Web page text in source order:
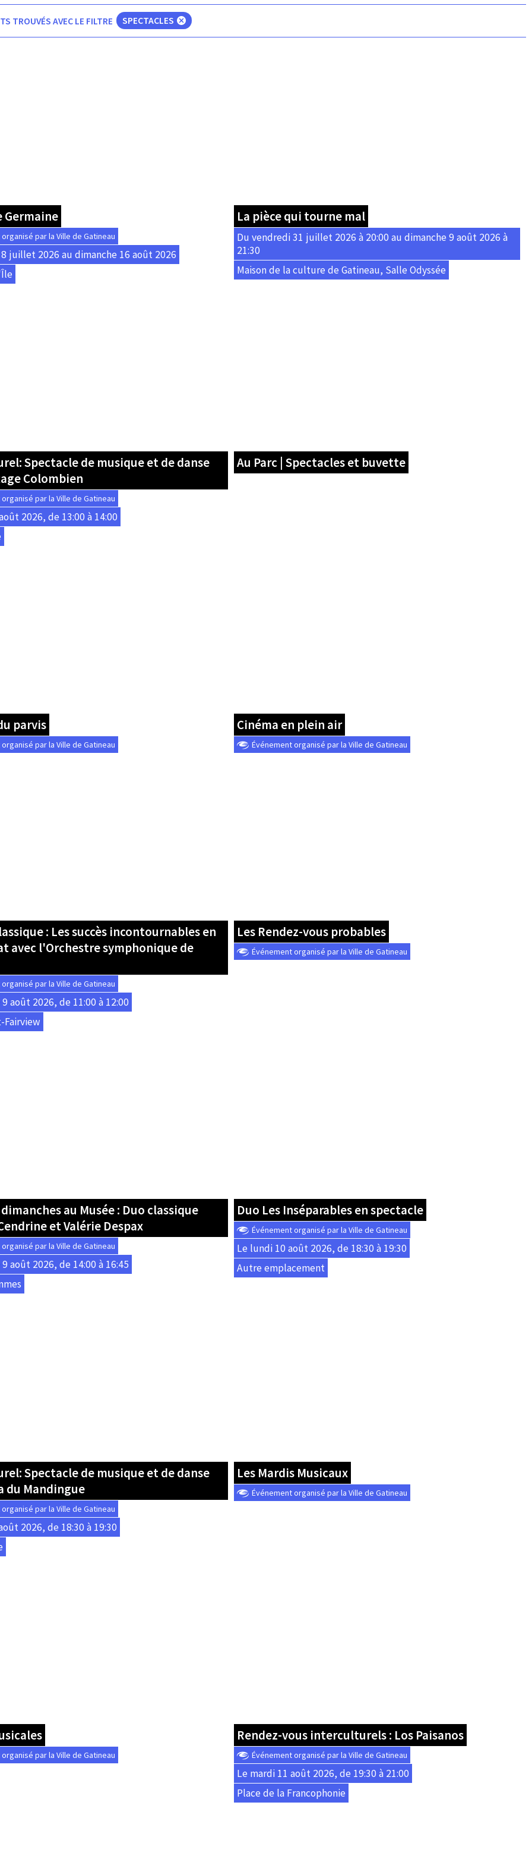
TROUVÉS AVEC LE FILTRE SPECTACLES
Germaine
par la Ville de Gatineau
juillet 2026 au dimanche 16 août 2026
La pièce qui tourne mal
Du vendredi 31 juillet 2026 à 20:00 au dimanche 9 août 2026 à
21:30
Maison de la culture de Gatineau, Salle Odyssée
Spectacle de musique et de danse
Colombien
par la Ville de Gatineau
2026, de 13:00 à 14:00
Au Parc | Spectacles et buvette
parvis
par la Ville de Gatineau
Cinéma en plein air
Événement organisé par la Ville de Gatineau
: Les succès incontournables en
avec l'Orchestre symphonique de
par la Ville de Gatineau
août 2026, de 11:00 à 12:00
Fairview
Les Rendez-vous probables
Événement organisé par la Ville de Gatineau
au Musée : Duo classique
et Valérie Despax
par la Ville de Gatineau
août 2026, de 14:00 à 16:45
Duo Les Inséparables en spectacle
Événement organisé par la Ville de Gatineau
Le lundi 10 août 2026, de 18:30 à 19:30
Autre emplacement
Spectacle de musique et de danse
du Mandingue
par la Ville de Gatineau
2026, de 18:30 à 19:30
Les Mardis Musicaux
Événement organisé par la Ville de Gatineau
par la Ville de Gatineau
Rendez-vous interculturels : Los Paisanos
Événement organisé par la Ville de Gatineau
Le mardi 11 août 2026, de 19:30 à 21:00
Place de la Francophonie